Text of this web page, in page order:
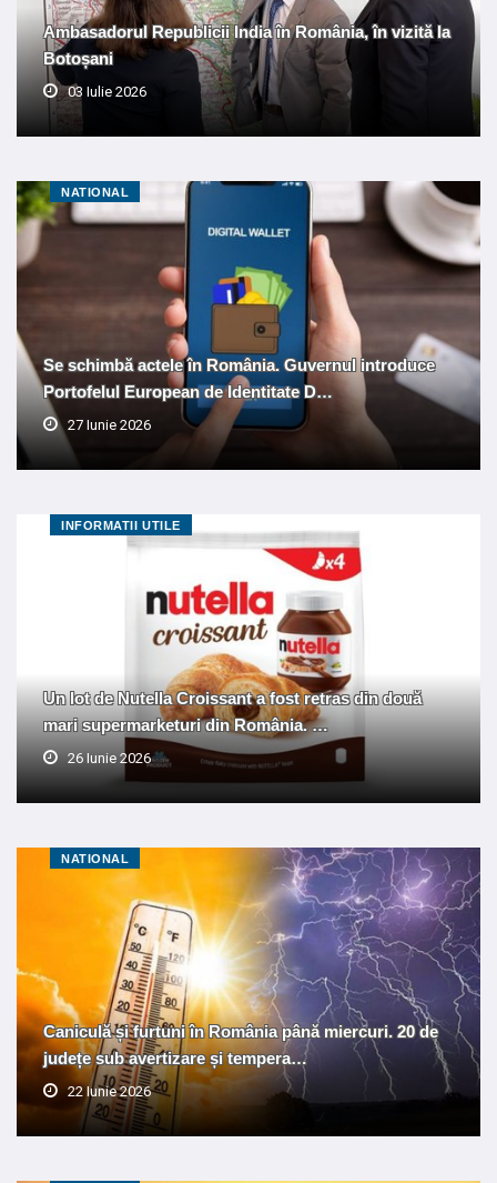
Ambasadorul Republicii India în România, în vizită la
Botoșani
03 Iulie 2026
NATIONAL
Se schimbă actele în România. Guvernul introduce
Portofelul European de Identitate D…
27 Iunie 2026
INFORMATII UTILE
Un lot de Nutella Croissant a fost retras din două
mari supermarketuri din România. …
26 Iunie 2026
NATIONAL
Caniculă și furtuni în România până miercuri. 20 de
județe sub avertizare și tempera…
22 Iunie 2026